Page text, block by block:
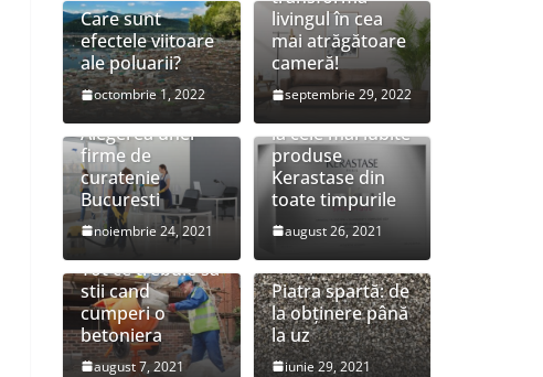
Care sunt
efectele viitoare
ale poluarii?
octombrie 1, 2022
livingul în cea
mai atrăgătoare
cameră!
septembrie 29, 2022
Alegerea unei
firme de
curatenie
Bucuresti
noiembrie 24, 2021
Preturi speciale
la cele mai iubite
produse
Kerastase din
toate timpurile
august 26, 2021
Tot ce trebuie sa
stii cand
cumperi o
betoniera
august 7, 2021
Piatra spartă: de
la obținere până
la uz
iunie 29, 2021